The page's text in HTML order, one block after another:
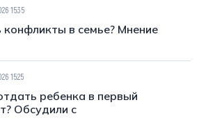
15:35
конфликты в семье? Мнение
15:25
ребенка в первый
Обсудили с